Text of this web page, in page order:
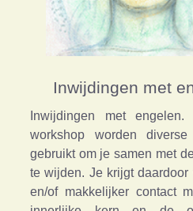
Inwijdingen met
Inwijdingen met
workshop worden diverse
gebruikt om je samen met
te wijden. Je krijgt daardoor
en/of makkelijker contact